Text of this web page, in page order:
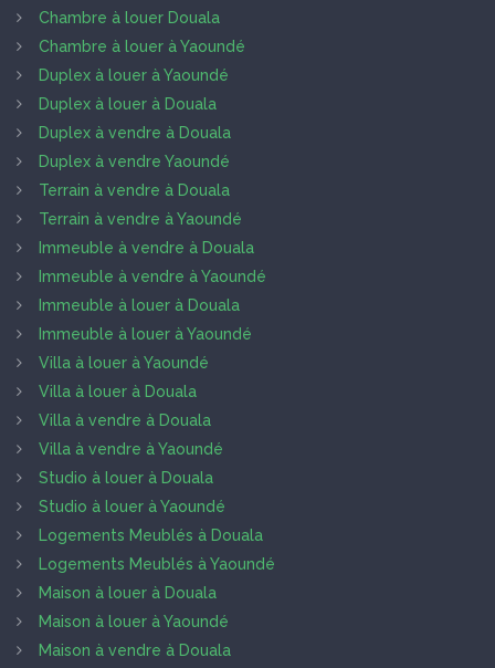
Chambre à louer Douala
Chambre à louer à Yaoundé
Duplex à louer à Yaoundé
Duplex à louer à Douala
Duplex à vendre à Douala
Duplex à vendre Yaoundé
Terrain à vendre à Douala
Terrain à vendre à Yaoundé
Immeuble à vendre à Douala
Immeuble à vendre à Yaoundé
Immeuble à louer à Douala
Immeuble à louer à Yaoundé
Villa à louer à Yaoundé
Villa à louer à Douala
Villa à vendre à Douala
Villa à vendre à Yaoundé
Studio à louer à Douala
Studio à louer à Yaoundé
Logements Meublés à Douala
Logements Meublés à Yaoundé
Maison à louer à Douala
Maison à louer à Yaoundé
Maison à vendre à Douala